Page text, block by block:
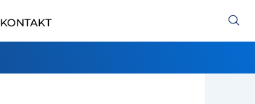
KONTAKT